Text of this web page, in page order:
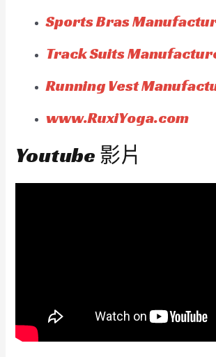
Sports Bras
Track Suits
Running Vest
www.RuxiYoga.com
Youtube 影片